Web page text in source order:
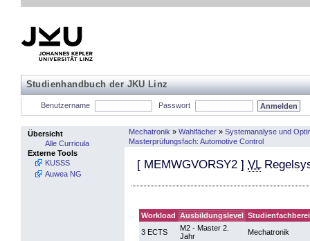
Studienhandbuch der JKU Linz
Benutzername Passwort
Übersicht
Alle Curricula
Externe Tools
KUSSS
Auwea NG
Mechatronik » Wahlfächer » Systemanalyse und
Masterprüfungsfach: Automotive Control
[ MEMWGVORSY2 ] VL
Workload Ausbildungslevel
3 ECTS
M2 - Master 2.
Jahr
Mechatronik